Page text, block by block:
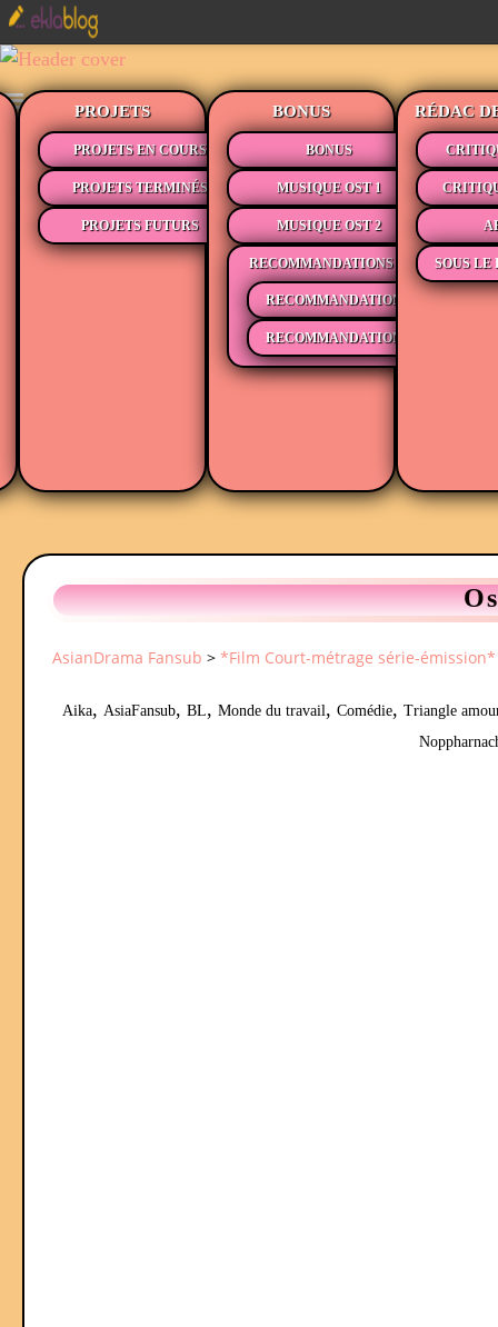
PROJETS
PROJETS EN COURS
PROJETS TERMINÉS
PROJETS FUTURS
BONUS
BONUS
MUSIQUE OST 1
MUSIQUE OST 2
RECOMMANDATIONS
RECOMMANDATIONS MÉDIAS
RECOMMANDATIONS LECTURE
RÉDAC
SOUS
AsianDrama Fansub > *Film Court-métrage série-émission*
Aika, AsiaFansub, BL, Monde du travail , Comédie, Triangle